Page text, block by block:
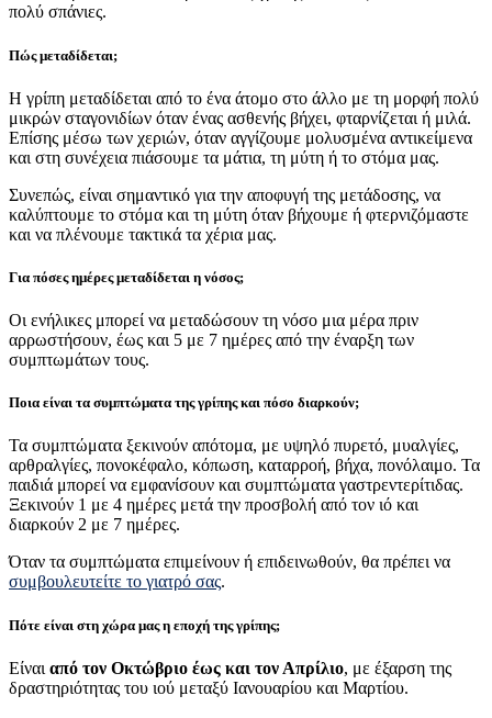
πολύ σπάνιες.
Πώς μεταδίδεται;
Η γρίπη μεταδίδεται από το ένα άτομο στο άλλο με τη μορφή πολύ
μικρών σταγονιδίων όταν ένας ασθενής βήχει, φταρνίζεται ή μιλά.
Επίσης μέσω των χεριών, όταν αγγίζουμε μολυσμένα αντικείμενα
και στη συνέχεια πιάσουμε τα μάτια, τη μύτη ή το στόμα μας.
Συνεπώς, είναι σημαντικό για την αποφυγή της μετάδοσης, να
καλύπτουμε το στόμα και τη μύτη όταν βήχουμε ή φτερνιζόμαστε
και να πλένουμε τακτικά τα χέρια μας.
Για πόσες ημέρες μεταδίδεται η νόσος;
Οι ενήλικες μπορεί να μεταδώσουν τη νόσο μια μέρα πριν
αρρωστήσουν, έως και 5 με 7 ημέρες από την έναρξη των
συμπτωμάτων τους.
Ποια είναι τα συμπτώματα της γρίπης και πόσο διαρκούν;
Τα συμπτώματα ξεκινούν απότομα, με υψηλό πυρετό, μυαλγίες,
αρθραλγίες, πονοκέφαλο, κόπωση, καταρροή, βήχα, πονόλαιμο. Τα
παιδιά μπορεί να εμφανίσουν και συμπτώματα γαστρεντερίτιδας.
Ξεκινούν 1 με 4 ημέρες μετά την προσβολή από τον ιό και
διαρκούν 2 με 7 ημέρες.
Όταν τα συμπτώματα επιμείνουν ή επιδεινωθούν, θα πρέπει να
συμβουλευτείτε το γιατρό σας.
Πότε είναι στη χώρα μας η εποχή της γρίπης;
Είναι από τον Οκτώβριο έως και τον Απρίλιο, με έξαρση της
δραστηριότητας του ιού μεταξύ Ιανουαρίου και Μαρτίου.